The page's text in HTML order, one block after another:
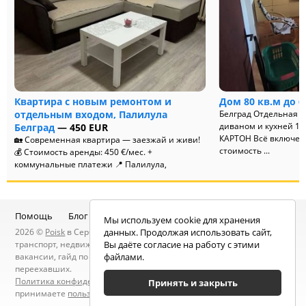
Квартира с новым ремонтом и
отдельным входом, Палилула
Белград— 450 EUR
🏡 Современная квартира — заезжай и живи!
💰 Стоимость аренды: 450 €/мес. +
коммунальные платежи 📍 Палилула,
Дом 80 кв.м до
Белград Отдельная
диваном и кухней
КАРТОН Всё
стоимость ...
Помощь Блог Telegram-канал Чат
2026 © Poisk в Сербии — услуги специалистов, объявления:
транспорт, недвижимость, электроника, мебель, работа и
вакансии, гайд по Сербии, статьи, новости, посты людей, карта
переехавших.
Политика конфиденциальности
. Находясь на сайте вы
принимаете пользовательское соглашение.
Мы используем cookie для хранения
данных. Продолжая использовать сайт,
Вы даёте согласие на работу с этими
файлами.
Принять и закрыть